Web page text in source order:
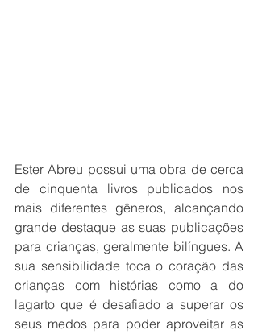
Ester Abreu possui uma obra de cerca
de cinquenta livros publicados nos
mais diferentes gêneros, alcançando
grande destaque as suas publicações
para crianças, geralmente bilíngues. A
sua sensibilidade toca o coração das
crianças com histórias como a do
lagarto que é desafiado a superar os
seus medos para poder aproveitar as